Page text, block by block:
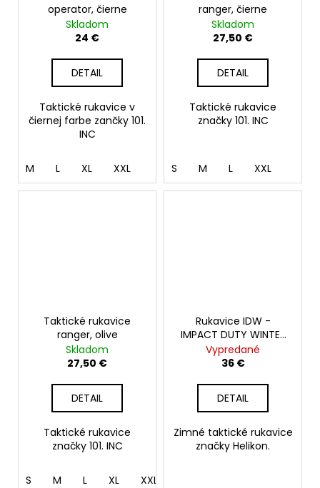
operator, čierne
Skladom
24 €
DETAIL
Taktické rukavice v
čiernej farbe zančky 101.
INC
M L XL XXL
ranger, čierne
Skladom
27,50 €
DETAIL
Taktické rukavice
značky 101. INC
S M L XXL
Taktické rukavice
ranger, olive
Skladom
27,50 €
DETAIL
Taktické rukavice
značky 101. INC
S M L XL XXL
Rukavice IDW -
IMPACT DUTY WINTER
MK2, šedé
Vypredané
36 €
DETAIL
Zimné taktické rukavice
značky Helikon.